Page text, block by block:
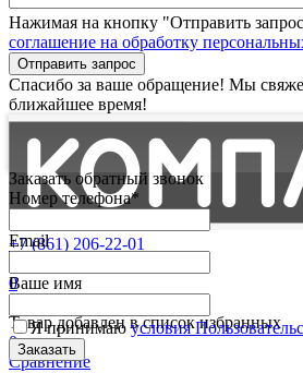
Нажимая на кнопку "Отправить
соглашение на обработку
Отправить запрос
Спасибо за ваше обращение! Мы
ближайшее время!
+7 (861) 206-22-01
0
Товар добавлен в список избранных
0
Сравнение
Заказать обратный звонок
Номер телефона*
Email
Ваше имя
Я принимаюусловия